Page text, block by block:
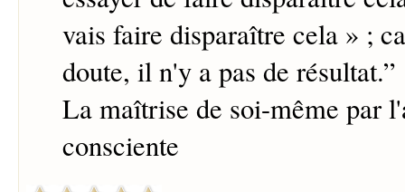
vais faire disparaître cela » ;
doute, il n'y a pas de résultat.”
La maîtrise de soi-même par
consciente